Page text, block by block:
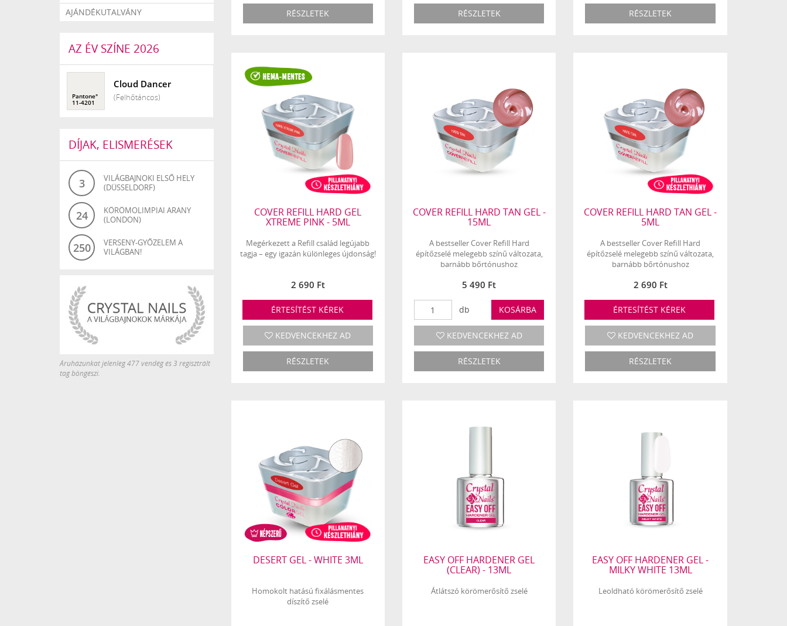
AJÁNDÉKUTALVÁNY
AZ ÉV SZÍNE 2026
Cloud Dancer
(Felhőtáncos)
DÍJAK, ELISMERÉSEK
3
VILÁGBAJNOKI ELSŐ HELY
(DÜSSELDORF)
24
KÖRÖMOLIMPIAI ARANY
(LONDON)
250
VERSENY-GYŐZELEM A
VILÁGBAN!
Áruházunkat jelenleg 477 vendég és 3 regisztrált
tag böngészi.
RÉSZLETEK RÉSZLETEK RÉSZLETEK
COVER REFILL HARD GEL
XTREME PINK - 5ML
Megérkezett a Refill család legújabb
tagja – egy igazán különleges újdonság!
2 690 Ft
ÉRTESÍTÉST KÉREK
KEDVENCEKHEZ AD
RÉSZLETEK
COVER REFILL HARD TAN GEL -
15ML
A bestseller Cover Refill Hard
építőzselé melegebb színű változata,
barnább bőrtónushoz
5 490 Ft
db KOSÁRBA
KEDVENCEKHEZ AD
RÉSZLETEK
COVER REFILL HARD TAN GEL -
5ML
A bestseller Cover Refill Hard
építőzselé melegebb színű változata,
barnább bőrtónushoz
2 690 Ft
ÉRTESÍTÉST KÉREK
KEDVENCEKHEZ AD
RÉSZLETEK
DESERT GEL - WHITE 3ML
Homokolt hatású fixálásmentes
díszítő zselé
EASY OFF HARDENER GEL
(CLEAR) - 13ML
Átlátszó körömerősítő zselé
EASY OFF HARDENER GEL -
MILKY WHITE 13ML
Leoldható körömerősítő zselé